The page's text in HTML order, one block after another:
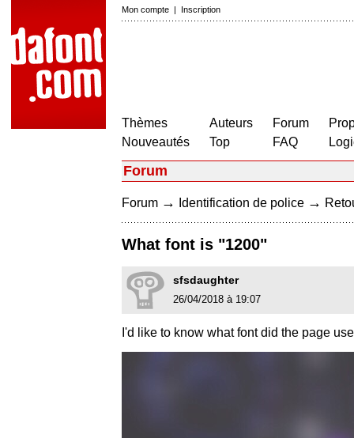
Mon compte | Inscription
Thèmes
Nouveautés
Auteurs
Top
Forum
FAQ
Forum
Forum → Identification de police →
What font is "1200"
sfsdaughter
26/04/2018 à 19:07
I'd like to know what font did the page